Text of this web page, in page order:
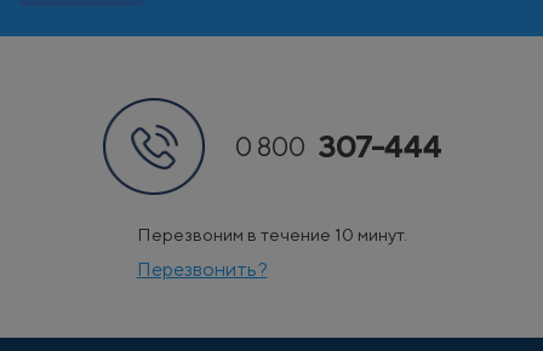
0 800 307-444
Перезвоним в течение 10 минут.
Перезвонить?